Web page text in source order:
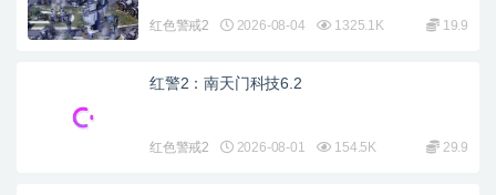
红色警戒2 2026-08-04 1325.1K 19.9
红警2：南天门科技6.2
红色警戒2 2026-08-01 154.5K 29.9